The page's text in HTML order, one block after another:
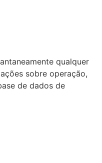
qualquer
sobre operação,
de dados de